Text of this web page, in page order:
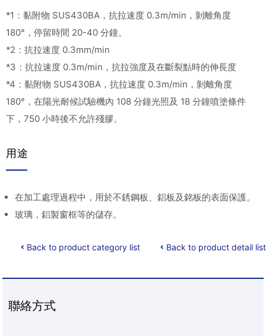
*1：黏附物 SUS430BA，抗拉速度 0.3m/min，剝離角度
180°，停留時間 20-40 分鐘。
*2：抗拉速度 0.3mm/min
*3：抗拉速度 0.3m/min，抗拉強度及在斷裂點時的伸長度
*4：黏附物 SUS430BA，抗拉速度 0.3m/min，剝離角度
180°，在陽光耐候試驗機內 108 分鐘光照及 18 分鐘噴塗條件
下，750 小時後不允許殘膠。
用途
在加工處理過程中，用於不銹鋼板、鋁板及銘板的表面保護。
玻璃，鋁製窗框等的儲存。
Back to product category list Back to product detail list
聯絡方式